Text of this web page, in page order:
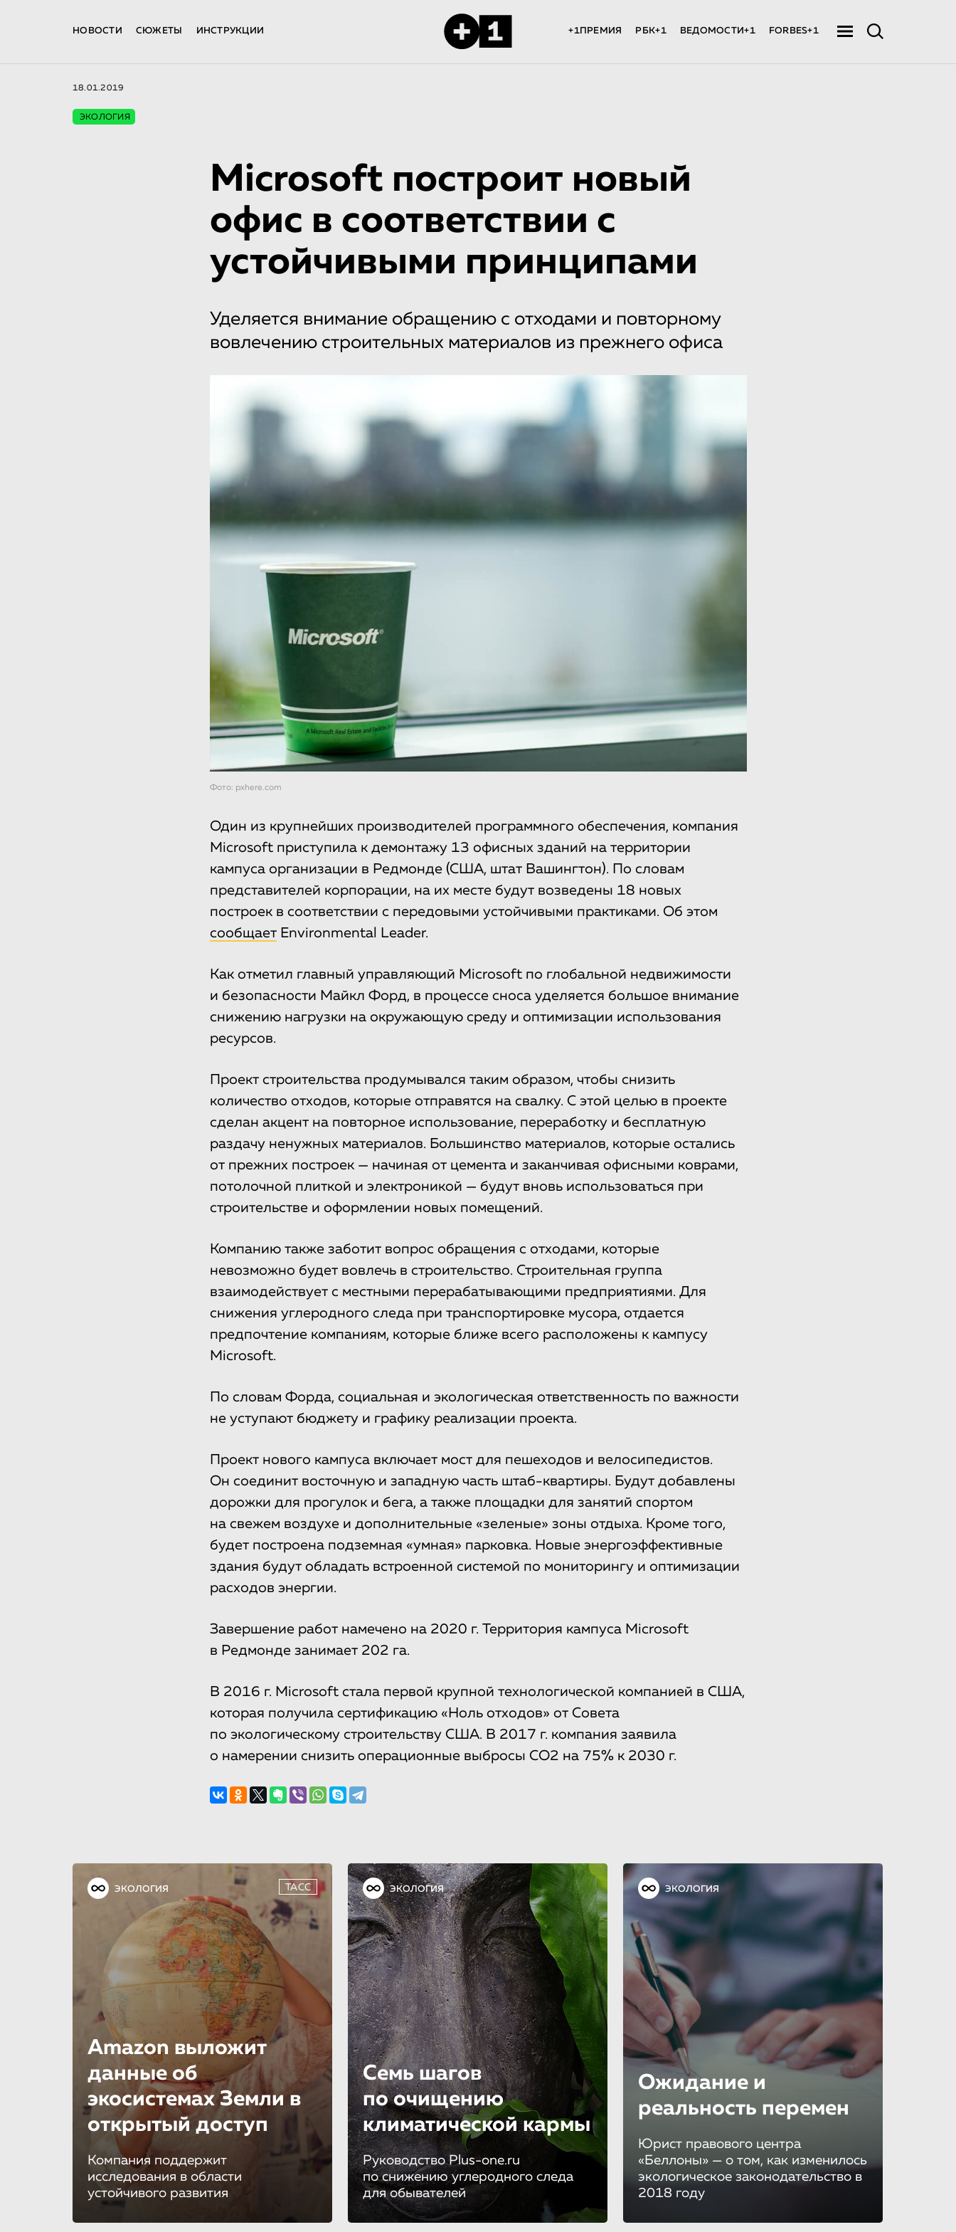
НОВОСТИ СЮЖЕТЫ ИНСТРУКЦИИ +1ПРЕМИЯ РБК+1 ВЕДОМОСТИ+1 FORBES+1
18.01.2019
ЭКОЛОГИЯ
Microsoft построит новый
офис в соответствии с
устойчивыми принципами
Уделяется внимание обращению с отходами и повторному
вовлечению строительных материалов из прежнего офиса
Фото: pxhere.com
Один из крупнейших производителей программного обеспечения, компания
Microsoft приступила к демонтажу 13 офисных зданий на территории
кампуса организации в Редмонде (США, штат Вашингтон). По словам
представителей корпорации, на их месте будут возведены 18 новых
построек в соответствии с передовыми устойчивыми практиками. Об этом
сообщаетEnvironmental Leader.
Как отметил главный управляющий Microsoft по глобальной недвижимости
и безопасности Майкл Форд, в процессе сноса уделяется большое внимание
снижению нагрузки на окружающую среду и оптимизации использования
ресурсов.
Проект строительства продумывался таким образом, чтобы снизить
количество отходов, которые отправятся на свалку. С этой целью в проекте
сделан акцент на повторное использование, переработку и бесплатную
раздачу ненужных материалов. Большинство материалов, которые остались
от прежних построек — начиная от цемента и заканчивая офисными коврами,
потолочной плиткой и электроникой — будут вновь использоваться при
строительстве и оформлении новых помещений.
Компанию также заботит вопрос обращения с отходами, которые
невозможно будет вовлечь в строительство. Строительная группа
взаимодействует с местными перерабатывающими предприятиями. Для
снижения углеродного следа при транспортировке мусора, отдается
предпочтение компаниям, которые ближе всего расположены к кампусу
Microsoft.
По словам Форда, социальная и экологическая ответственность по важности
не уступают бюджету и графику реализации проекта.
Проект нового кампуса включает мост для пешеходов и велосипедистов.
Он соединит восточную и западную часть штаб-квартиры. Будут добавлены
дорожки для прогулок и бега, а также площадки для занятий спортом
на свежем воздухе и дополнительные «зеленые» зоны отдыха. Кроме того,
будет построена подземная «умная» парковка. Новые энергоэффективные
здания будут обладать встроенной системой по мониторингу и оптимизации
расходов энергии.
Завершение работ намечено на 2020 г. Территория кампуса Microsoft
в Редмонде занимает 202 га.
В 2016 г. Microsoft стала первой крупной технологической компанией в США,
которая получила сертификацию «Ноль отходов» от Совета
по экологическому строительству США. В 2017 г. компания заявила
о намерении снизить операционные выбросы СО2 на 75% к 2030 г.
ЭКОЛОГИЯ ТАСС
Amazon выложит
данные об
экосистемах Земли в
открытый доступ
Компания поддержит
исследования в области
устойчивого развития
ЭКОЛОГИЯ
Семь шагов
по очищению
климатической кармы
Руководство Plus-one.ru
по снижению углеродного следа
для обывателей
ЭКОЛОГИЯ
Ожидание и
реальность перемен
Юрист правового центра
«Беллоны» — о том, как изменилось
экологическое законодательство в
2018 году